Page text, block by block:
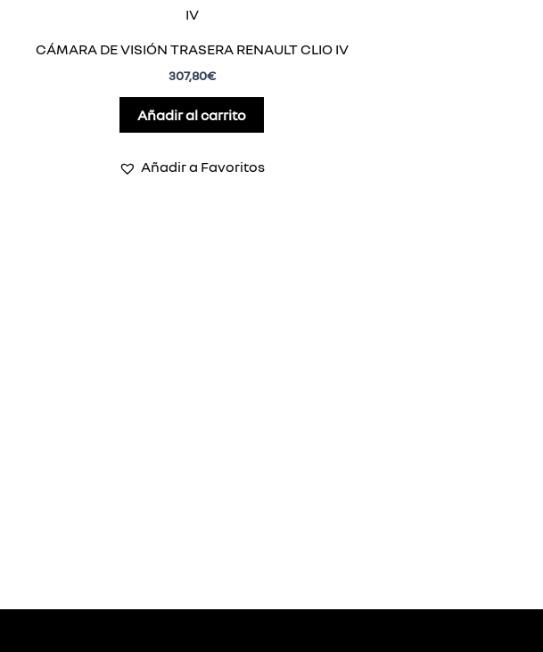
CÁMARA DE VISIÓN TRASERA RENAULT CLIO IV
307,80€
Añadir al carrito
Añadir a Favoritos